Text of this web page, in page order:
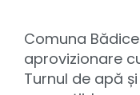
Comuna
aprovizionare
Turnul de apă